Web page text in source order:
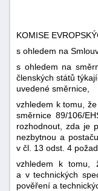
KOMISE
s ohledem na
s ohledem na
členských států
uvedené směrnice,
vzhledem k tomu,
směrnice 89/106/
rozhodnout, zda je
nezbytnou a
v čl. 13 odst. 4
vzhledem k tomu,
a v technických
pověření a